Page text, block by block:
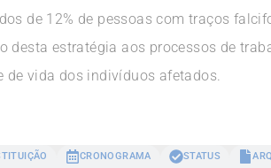
de 12% de pessoas com traços
estratégia aos processos de
vida dos indivíduos afetados.
CRONOGRAMA STATUS